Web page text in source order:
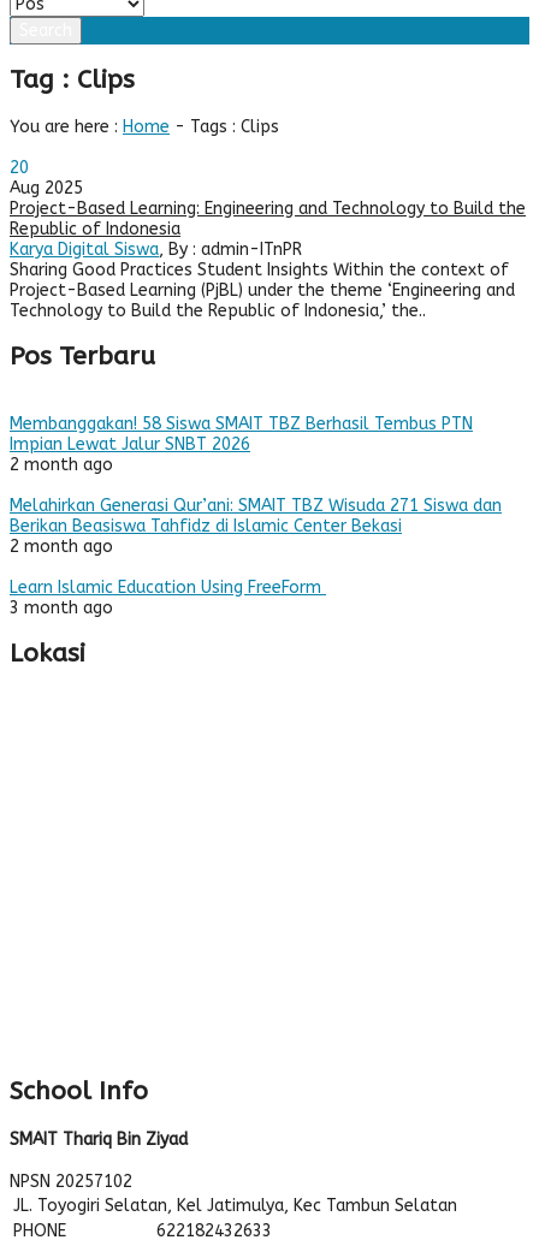
Tag : Clips
You are here : Home - Tags : Clips
20
Aug 2025
Project-Based Learning: Engineering and Technology to Build the
Republic of Indonesia
Karya Digital Siswa, By : admin-ITnPR
Sharing Good Practices Student Insights Within the context of
Project-Based Learning (PjBL) under the theme ‘Engineering and
Technology to Build the Republic of Indonesia,’ the..
Pos Terbaru
Membanggakan! 58 Siswa SMAIT TBZ Berhasil Tembus PTN
Impian Lewat Jalur SNBT 2026
2 month ago
Melahirkan Generasi Qur’ani: SMAIT TBZ Wisuda 271 Siswa dan
Berikan Beasiswa Tahfidz di Islamic Center Bekasi
2 month ago
Learn Islamic Education Using FreeForm
3 month ago
Lokasi
School Info
SMAIT Thariq Bin Ziyad
NPSN 20257102
JL. Toyogiri Selatan, Kel Jatimulya, Kec Tambun Selatan
PHONE
622182432633